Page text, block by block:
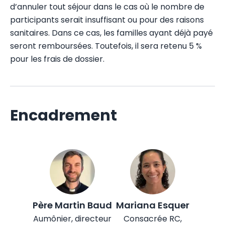
d’annuler tout séjour dans le cas où le nombre de
participants serait insuffisant ou pour des raisons
sanitaires. Dans ce cas, les familles ayant déjà payé
seront remboursées. Toutefois, il sera retenu 5 %
pour les frais de dossier.
Encadrement
Père Martin Baud
Aumônier, directeur
Mariana Esquer
Consacrée RC,